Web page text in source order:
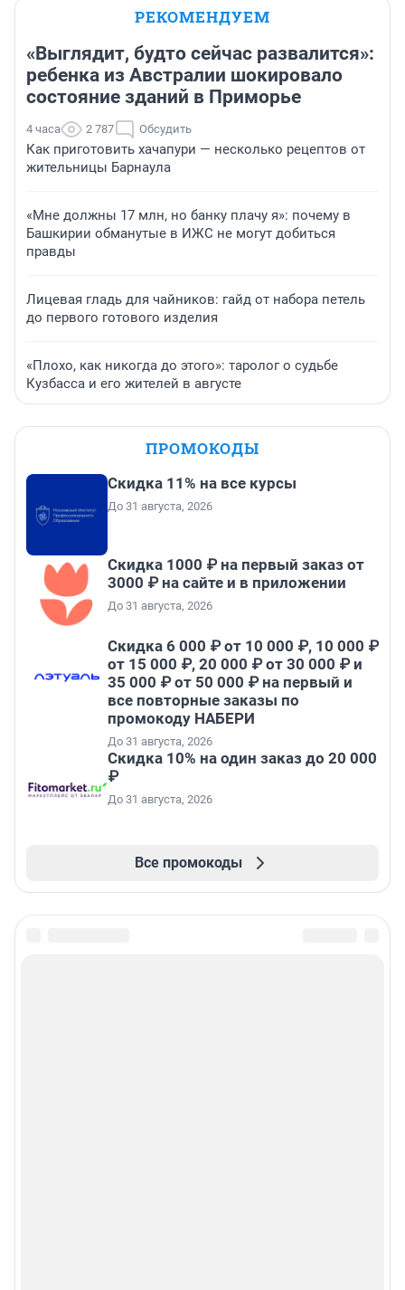
РЕКОМЕНДУЕМ
«Выглядит, будто сейчас развалится»:
ребенка из Австралии шокировало
состояние зданий в Приморье
4 часа 2 787 Обсудить
Как приготовить хачапури — несколько рецептов от
жительницы Барнаула
«Мне должны 17 млн, но банку плачу я»: почему в
Башкирии обманутые в ИЖС не могут добиться
правды
Лицевая гладь для чайников: гайд от набора петель
до первого готового изделия
«Плохо, как никогда до этого»: таролог о судьбе
Кузбасса и его жителей в августе
ПРОМОКОДЫ
Скидка 11% на все курсы
До 31 августа, 2026
Скидка 1000 ₽ на первый заказ от
3000 ₽ на сайте и в приложении
До 31 августа, 2026
Скидка 6 000 ₽ от 10 000 ₽, 10 000 ₽
от 15 000 ₽, 20 000 ₽ от 30 000 ₽ и
35 000 ₽ от 50 000 ₽ на первый и
все повторные заказы по
промокоду НАБЕРИ
До 31 августа, 2026
Скидка 10% на один заказ до 20 000
₽
До 31 августа, 2026
Все промокоды